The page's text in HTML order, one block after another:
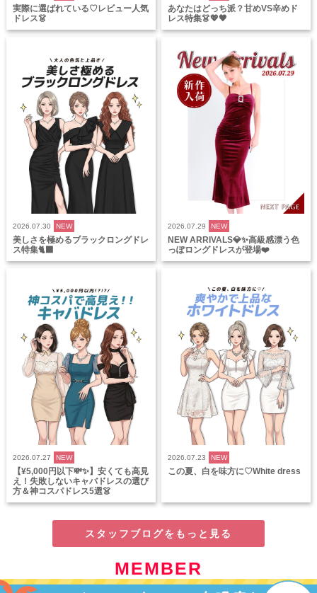
実際に選ばれている♡レビュー人気
ドレス👗
あなたはどっち派？甘めVS辛めド
レス特集👗💖🖤
2026.07.30 NEW
美しさを極めるブラックロングドレ
ス特集🐈‍⬛
2026.07.29 NEW
NEW ARRIVALS💎✨高級感漂う色
っぽロングドレスが登場❤️
2026.07.27 NEW
【¥5,000円以下💸✨】安くても高見
え！失敗しないキャバドレスの選び
方＆神コスパドレス5選👗
2026.07.23 NEW
この夏、白を味方に♡White dress
スタッフブログをもっと見る
MEMBER